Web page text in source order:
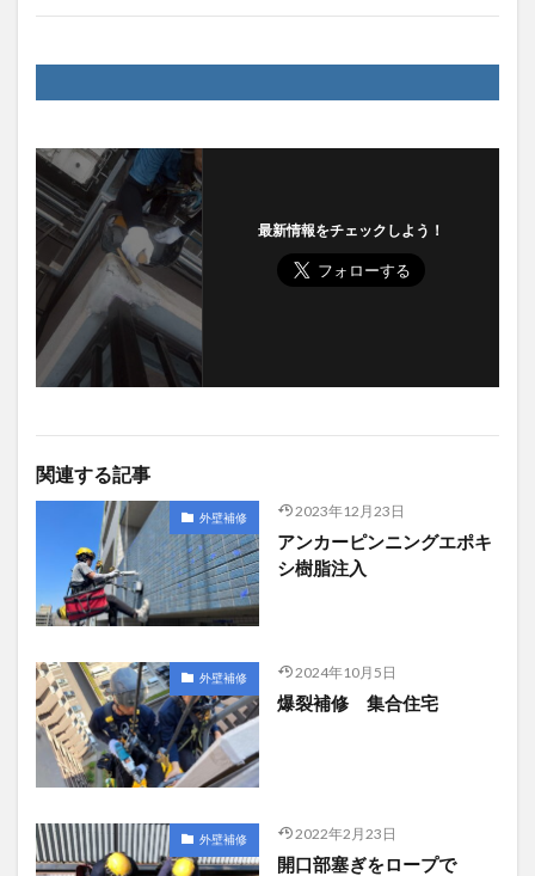
最新情報をチェックしよう！
関連する記事
外壁補修 2023年12月23日
アンカーピンニングエポキ
シ樹脂注入
外壁補修 2024年10月5日
爆裂補修 集合住宅
外壁補修 2022年2月23日
開口部塞ぎをロープで